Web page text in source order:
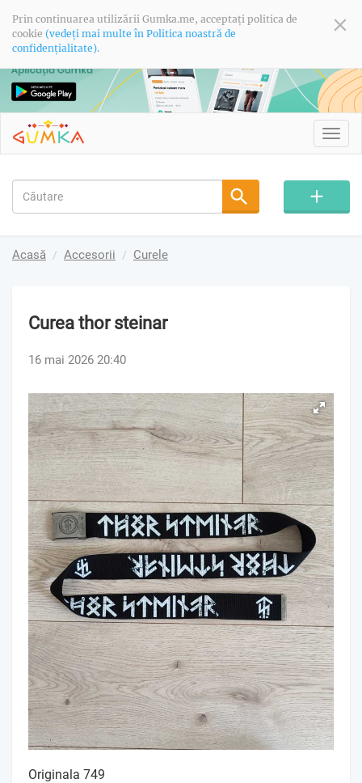
Prin continuarea utilizării Gumka.me, acceptați politica de
cookie (vedeți mai multe în Politica noastră de
confidențialitate).
Acasă Accesorii Curele
Curea thor steinar
16 mai 2026 20:40
Originala 749